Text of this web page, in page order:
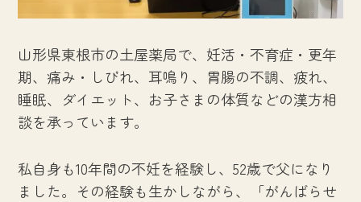
山形県東根市の土屋薬局で、妊活・不育症・更年
期、痛み・しびれ、耳鳴り、胃腸の不調、疲れ、
睡眠、ダイエット、お子さまの体質などの漢方相
談を承っています。
私自身も10年間の不妊を経験し、52歳で父になり
ました。その経験も生かしながら、「がんばらせ